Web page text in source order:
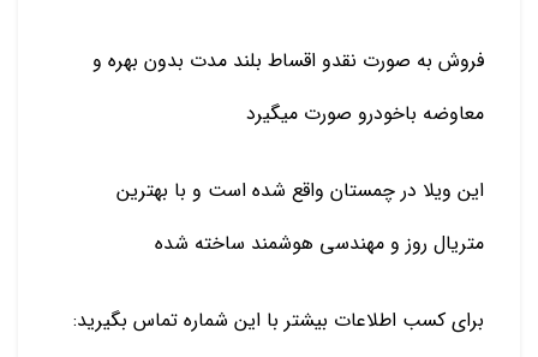
فروش به صورت نقدو اقساط بلند مدت بدون بهره و
معاوضه باخودرو صورت میگیرد
این ویلا در چمستان واقع شده است و با بهترین
متریال روز و مهندسی هوشمند ساخته شده
برای کسب اطلاعات بیشتر با این شماره تماس بگیرید: